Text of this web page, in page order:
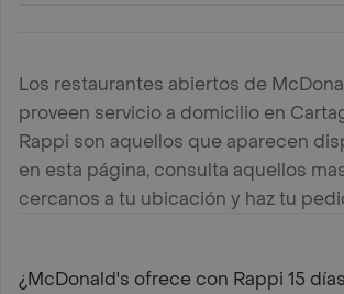
Los restaurantes abiertos de
proveen servicio a domicilio en
Rappi son aquellos que aparecen
en esta página, consulta aquellos
cercanos a tu ubicación y haz tu
¿McDonald's ofrece con Rappi 15